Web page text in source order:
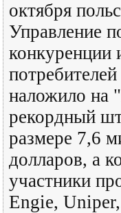
октября
Управление
конкуренции
наложило на
рекордный
размере 7,6
долларов, а
участники
Engie,